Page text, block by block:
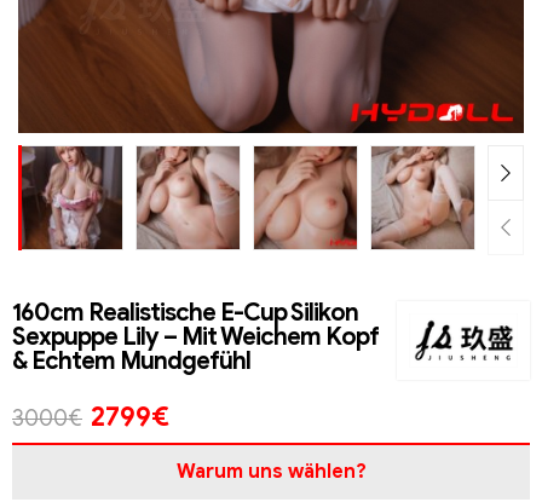
160cm Realistische E-Cup Silikon
Sexpuppe Lily – Mit Weichem Kopf
& Echtem Mundgefühl
3000€ 2799€
Warum uns wählen?